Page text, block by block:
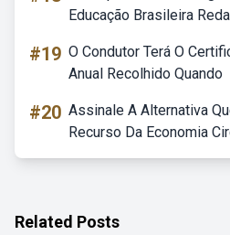
Educação Brasileira
#19 O Condutor Terá O
Anual Recolhido Quando
#20 Assinale A Alternativa
Recurso Da Economia
Related Posts